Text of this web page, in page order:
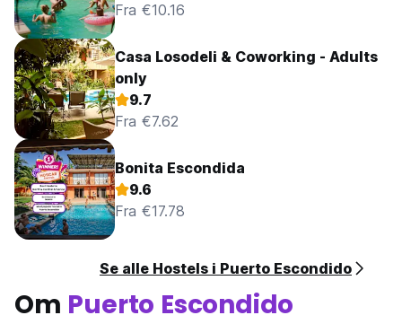
Fra €10.16
Casa Losodeli & Coworking - Adults
only
9.7
Fra €7.62
Bonita Escondida
9.6
Fra €17.78
Se alle Hostels i Puerto Escondido
Om Puerto Escondido